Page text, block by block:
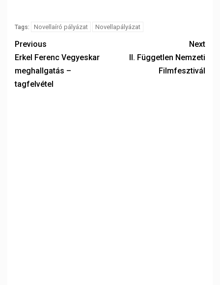
Tags: Novellaíró pályázat Novellapályázat
Previous
Erkel Ferenc Vegyeskar
meghallgatás –
tagfelvétel
Next
II. Független Nemzeti
Filmfesztivál